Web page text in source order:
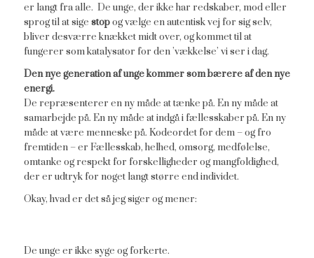
er langt fra alle. De unge, der ikke har redskaber, mod eller
sprog til at sige stopog vælge en autentisk vej for sig selv,
bliver desværre knækket midt over, og kommet til at
fungerer som katalysator for den ’vækkelse’ vi ser i dag.
Den nye generation af unge kommer som bærere af den nye
energi.
De repræsenterer en ny måde at tænke på. En ny måde at
samarbejde på. En ny måde at indgå i fællesskaber på. En ny
måde at være menneske på. Kodeordet for dem – og fro
fremtiden – er Fællesskab, helhed, omsorg, medfølelse,
omtanke og respekt for forskelligheder og mangfoldighed,
der er udtryk for noget langt større end individet.
Okay, hvad er det så jeg siger og mener:
De unge er ikke syge og forkerte.